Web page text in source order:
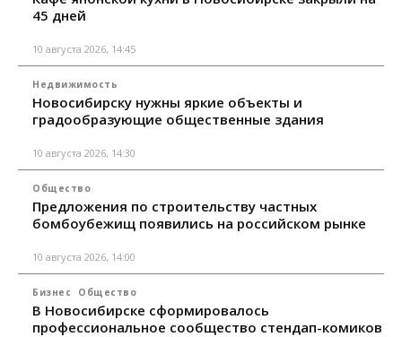
45 дней
10 августа 2026, 14:45
Недвижимость
Новосибирску нужны яркие объекты и
градообразующие общественные здания
10 августа 2026, 14:30
Общество
Предложения по строительству частных
бомбоубежищ появились на российском рынке
10 августа 2026, 14:00
Бизнес Общество
В Новосибирске сформировалось
профессиональное сообщество стендап-комиков